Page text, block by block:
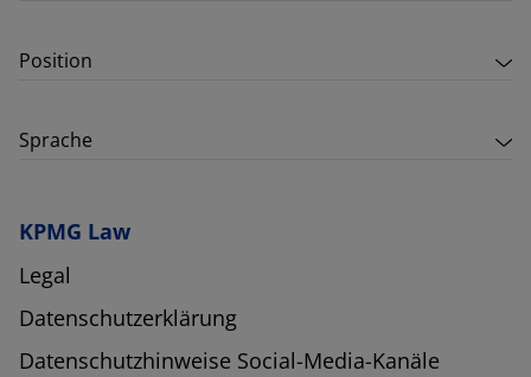
Position
Sprache
KPMG Law
Legal
Datenschutzerklärung
Datenschutzhinweise Social-Media-Kanäle